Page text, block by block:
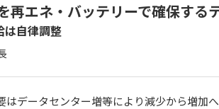
再エネ・バッテリーで確保する
は自律調整
データセンター増等により減少から増加